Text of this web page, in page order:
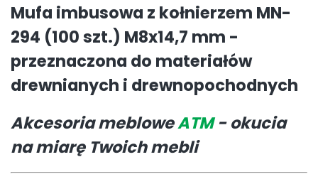
Mufa imbusowa z kołnierzem MN-
294 (100 szt.) M8x14,7 mm -
przeznaczona do materiałów
drewnianych i drewnopochodnych
Akcesoria mebloweATM- okucia
na miarę Twoich mebli